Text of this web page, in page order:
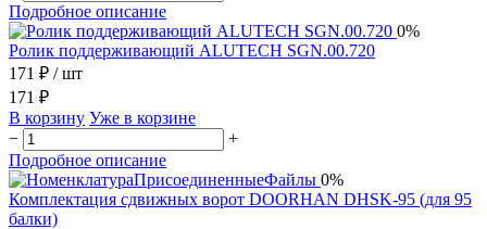
Подробное описание
0%
Ролик поддерживающий ALUTECH SGN.00.720
171 ₽ / шт
171 ₽
В корзину Уже в корзине
−
+
Подробное описание
0%
Комплектация сдвижных ворот DOORHAN DHSK-95 (для 95
балки)